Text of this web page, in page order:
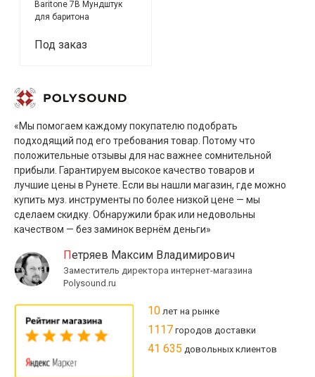
Baritone 7B Мундштук
для баритона
Под заказ
«Мы помогаем каждому покупателю подобрать
подходящий под его требования товар. Потому что
положительные отзывы для нас важнее сомнительной
прибыли. Гарантируем высокое качество товаров и
лучшие цены в Рунете. Если вы нашли магазин, где можно
купить муз. инструменты по более низкой цене — мы
сделаем скидку. Обнаружили брак или недовольны
качеством — без заминок вернём деньги»
Петряев Максим Владимирович
Заместитель директора интернет-магазина
Polysound.ru
10 лет на рынке
1117 городов доставки
41 635 довольных клиентов